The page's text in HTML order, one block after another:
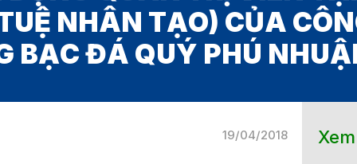
NHÂN TẠO) CỦA
BẠC ĐÁ QUÝ PHÚ
19/04/2018